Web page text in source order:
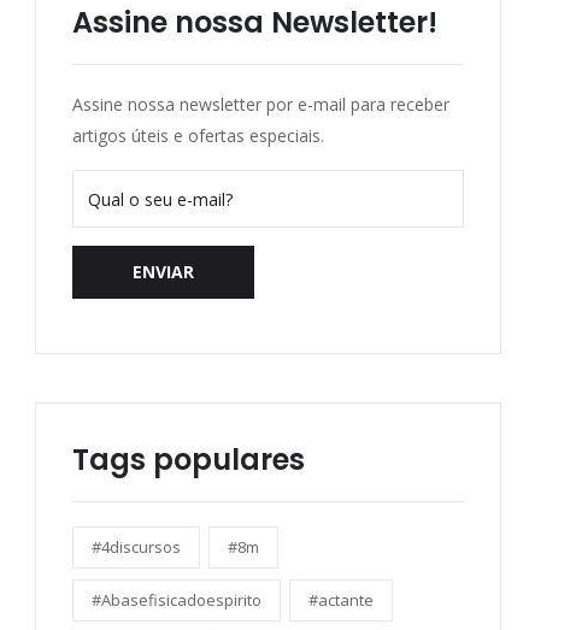
Assine nossa Newsletter!
Assine nossa newsletter por e-mail para receber
artigos úteis e ofertas especiais.
ENVIAR
Tags populares
#4discursos #8m
#Abasefisicadoespirito #actante